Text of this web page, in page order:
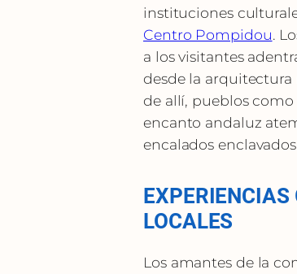
instituciones
Centro Pompidou.
a los visitantes
desde la arquitectura
de allí, pueblos como
encanto andaluz
encalados
LOCALES
Los amantes de la